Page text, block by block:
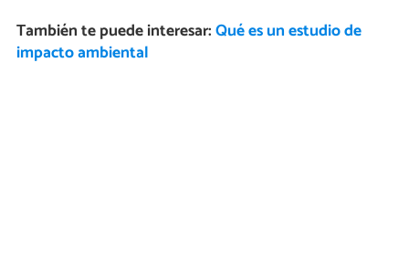
También te puede interesar:Qué es un estudio de
impacto ambiental